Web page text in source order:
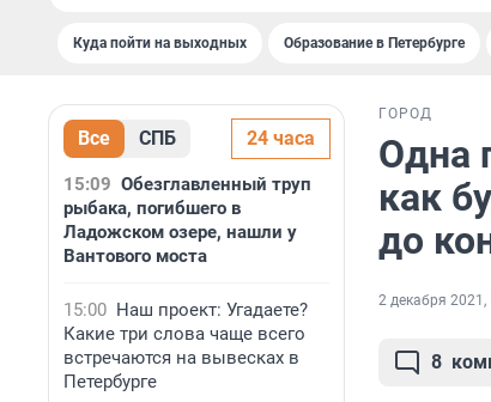
Куда пойти на выходных Образование в Петербурге
Все СПБ 24 часа
15:09 Обезглавленный труп
рыбака, погибшего в
Ладожском озере, нашли у
Вантового моста
15:00 Наш проект: Угадаете?
Какие три слова чаще всего
встречаются на вывесках в
Петербурге
ГОРОД
Одна
как
до
2 декабря 2021,
8